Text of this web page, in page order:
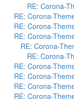
RE: Corona-
RE: Corona-
RE: Corona-
RE: Corona-
RE: Corona-
RE: Corona-
RE: Corona-
RE: Corona-
RE: Corona-
RE: Corona-